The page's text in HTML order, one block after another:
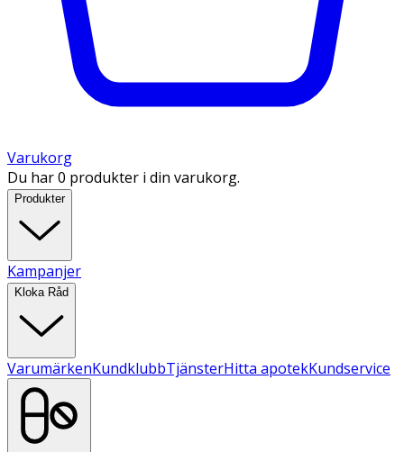
Varukorg
Du har 0 produkter i din varukorg.
Produkter
Kampanjer
Kloka Råd
VarumärkenKundklubbTjänsterHitta apotekKundservice